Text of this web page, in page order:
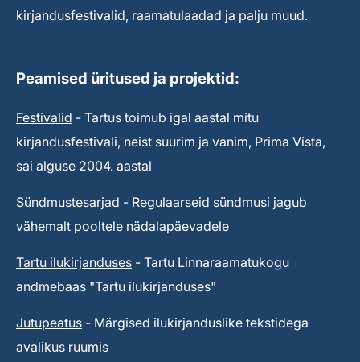
kirjandusfestivalid, raamatulaadad ja palju muud.
Peamised üritused ja projektid:
Festivalid - Tartus toimub igal aastal mitu
kirjandusfestivali, neist suurim ja vanim, Prima Vista,
sai alguse 2004. aastal
Sündmustesarjad - Regulaarseid sündmusi jagub
vähemalt pooltele nädalapäevadele
Tartu ilukirjanduses - Tartu Linnaraamatukogu
andmebaas "Tartu ilukirjanduses"
Jutupeatus - Märgised ilukirjanduslike tekstidega
avalikus ruumis